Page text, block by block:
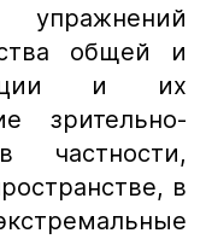
общей и
и их
зрительно-
частности,
в